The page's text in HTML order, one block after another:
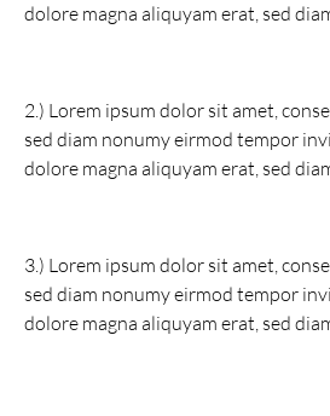
dolore magna aliquyam erat, sed
2.) Lorem ipsum dolor sit amet,
sed diam nonumy eirmod tempor
dolore magna aliquyam erat, sed
3.) Lorem ipsum dolor sit amet,
sed diam nonumy eirmod tempor
dolore magna aliquyam erat, sed